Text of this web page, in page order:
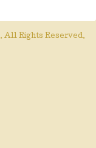
. All Rights Reserved.